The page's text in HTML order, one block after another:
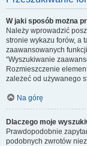
W jaki sposób można
Należy wprowadzić
stronie wykazu forów, a
zaawansowanych
“Wyszukiwanie
Rozmieszczenie
zależeć od używanego
Na górę
Dlaczego moje
Prawdopodobnie
podobnych zwrotów